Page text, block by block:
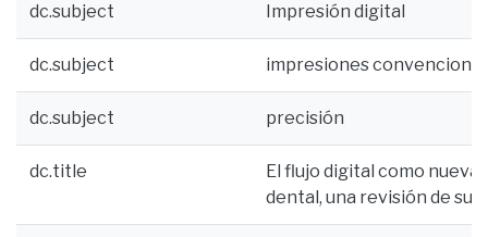
dc.subject Impresión digital
dc.subject impresiones
dc.subject precisión
dc.title
El flujo digital como
dental, una revisión de su